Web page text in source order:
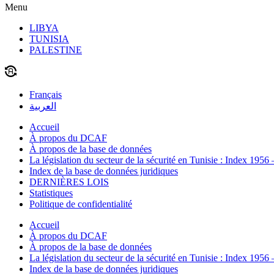
Menu
LIBYA
TUNISIA
PALESTINE
Français
العربية
Accueil
À propos du DCAF
À propos de la base de données
La législation du secteur de la sécurité en Tunisie : Index 1956
Index de la base de données juridiques
DERNIÈRES LOIS
Statistiques
Politique de confidentialité
Accueil
À propos du DCAF
À propos de la base de données
La législation du secteur de la sécurité en Tunisie : Index 1956
Index de la base de données juridiques